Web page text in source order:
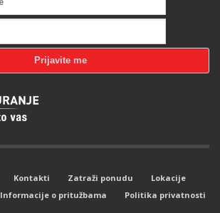
Kontakti Zatraži ponudu
Lokacije
Informacije o pritužbama
Politika privatnosti